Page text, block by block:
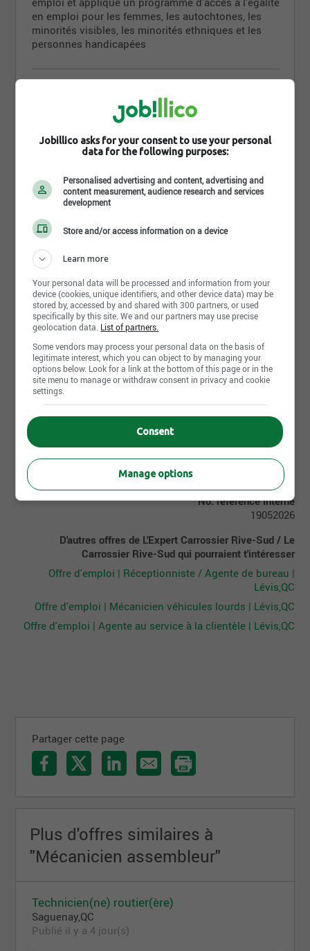
en emploi pour les femmes, les autochtones, les
minorités visibles, les minorités ethniques et les
personnes handicapées
Niveau d'études
Professionnel
Diplôme
DEP
Années d'expérience
Langues écrites
Fr : Débutant
Langues parlées
Fr : Intermédiaire
Postuler maintenant
No. référence interne
19052026
D'autres offres de L'Expert Carrossier Rive-Sud / Le
Carrossier Rive-Sud qui pourraient t'intéresser
Offre d'emploi | Réceptionniste / Agente de bureau |
Lévis,QC
Offre d'emploi | Mécanicien véhicules lourds | Lévis,QC
Offre d'emploi | Agente au service à la clientèle | Lévis,QC
Partager cette page
Plus d'offres similaires à
"Mécanicien assembleur"
Technicien(ne) routier(ère)
Saguenay,QC
Publié il y a 4 jour(s)
Jobillico asks for your consent to use your personal
data for the following purposes:
Personalised advertising and content, advertising and
content measurement, audience research and services
development
Store and/or access information on a device
Learn more
Your personal data will be processed and information from your
device (cookies, unique identifiers, and other device data) may be
stored by, accessed by and shared with 300 partners, or used
specifically by this site. We and our partners may use precise
geolocation data. List of partners.
Some vendors may process your personal data on the basis of
legitimate interest, which you can object to by managing your
options below. Look for a link at the bottom of this page or in the
site menu to manage or withdraw consent in privacy and cookie
settings.
Consent
Manage options